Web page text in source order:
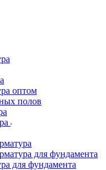
оптом
полов
для фундамента
для фундамента